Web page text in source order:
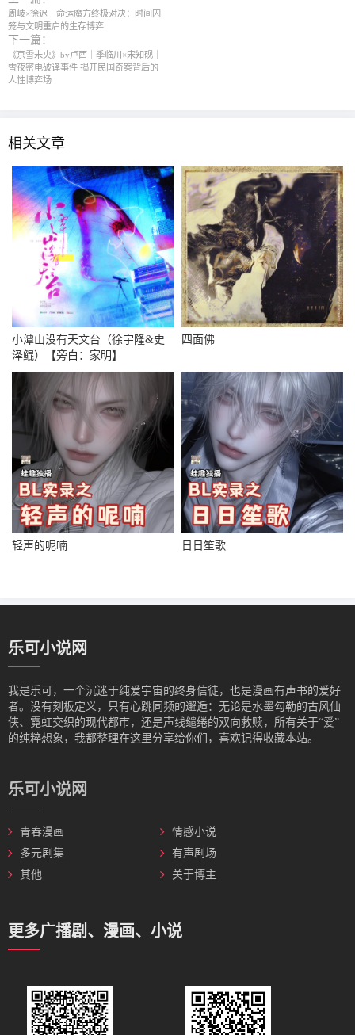
周岐×徐迟｜命运魔方终极对决：时间囚
笼与文明重启的生存博弈
下一篇：
《京雪未央》by卢西｜季临川×宋知砚｜
雪夜密电破译事件 揭开民国奇案背后的
人性博弈场
相关文章
小潭山没有天文台（徐宇隆&史
泽鲲）【旁白：家明】
四面佛
轻声的呢喃 日日笙歌
乐可小说网
我是‌乐可，一个沉迷于纯爱宇宙的终身信徒，也是漫画有声书的爱好
者。没有刻板定义，只有心跳同频的邂逅：无论是水墨勾勒的古风仙
侠、霓虹交织的现代都市，还是声线缱绻的双向救赎，所有关于“爱”
的纯粹想象，我都整理在这里分享给你们，喜欢记得收藏本站。
乐可小说网
青春漫画
情感小说
多元剧集
有声剧场
其他
关于博主
更多广播剧、漫画、小说